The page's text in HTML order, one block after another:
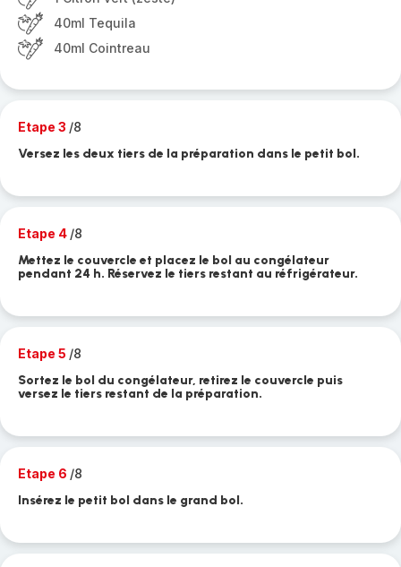
40ml Tequila
40ml Cointreau
Etape 3 /8
Versez les deux tiers de la préparation dans le petit bol.
Etape 4 /8
Mettez le couvercle et placez le bol au congélateur
pendant 24 h. Réservez le tiers restant au réfrigérateur.
Etape 5 /8
Sortez le bol du congélateur, retirez le couvercle puis
versez le tiers restant de la préparation.
Etape 6 /8
Insérez le petit bol dans le grand bol.